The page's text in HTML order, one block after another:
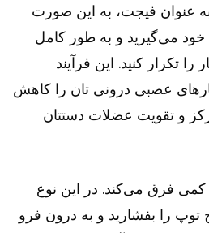
به عنوان فیجت، به این صورت
می‌گیرید و به طور کامل
تکرار کنید. این فرآیند
عصبی درونی تان را کاهش
و تقویت عضلات دستتان
کمی فرق می‌کند. در این نوع
را بفشارید و به درون فرو